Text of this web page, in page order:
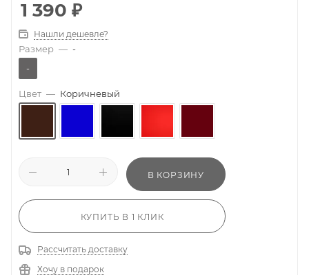
1 390 ₽
Нашли дешевле?
Размер — -
-
Цвет — Коричневый
В КОРЗИНУ
КУПИТЬ В 1 КЛИК
Рассчитать доставку
Хочу в подарок